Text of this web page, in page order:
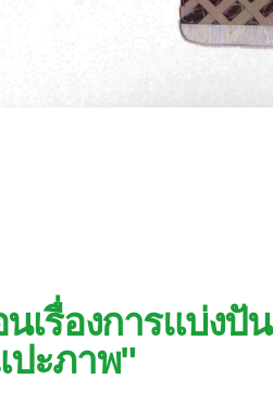
เรื่องการแบ่งปัน
ปะภาพ"